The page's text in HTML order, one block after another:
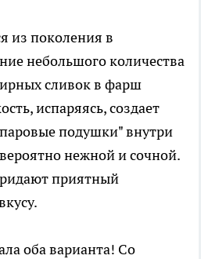
из поколения в
небольшого количества
сливок в фарш
испаряясь, создает
подушки" внутри
нежной и сочной.
приятный
оба варианта! Со